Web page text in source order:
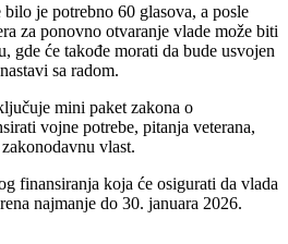
je potrebno 60 glasova, a posle
za ponovno otvaranje vlade može biti
gde će takođe morati da bude usvojen
sa radom.
mini paket zakona o
vojne potrebe, pitanja veterana,
vlast.
finansiranja koja će osigurati da vlada
najmanje do 30. januara 2026.